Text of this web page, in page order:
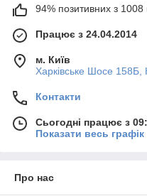
94% позитивних з 1008
Працює з 24.04.2014
м. Київ
Харківське Шосе 158Б,
Контакти
Сьогодні працює з
Показати весь
Про нас